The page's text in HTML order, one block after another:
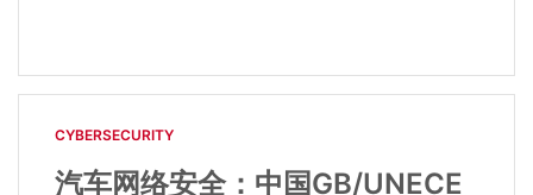
CYBERSECURITY
汽车网络安全：中国GB/UNECE